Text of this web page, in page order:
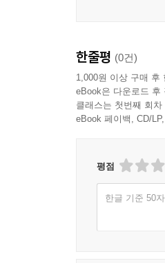
한줄평 (0건)
1,000원 이상 구매 후
eBook은 다운로드 후
클래스는 첫번째 회
eBook 페이백, CD/
평점
한글 기준 50